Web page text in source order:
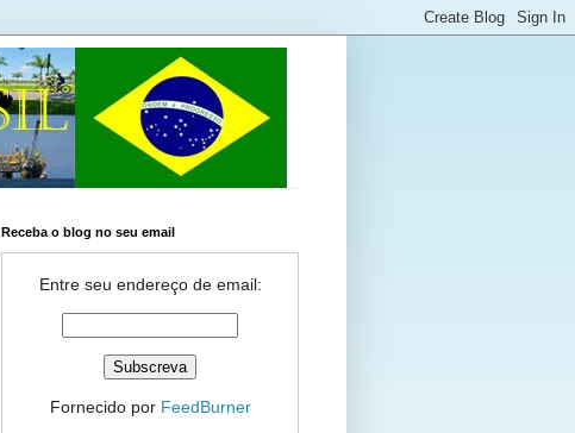
Receba o blog no seu email
Entre seu endereço de email:
Fornecido por FeedBurner